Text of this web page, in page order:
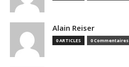
Alain Reiser
0 ARTICLES 0 Commentaires